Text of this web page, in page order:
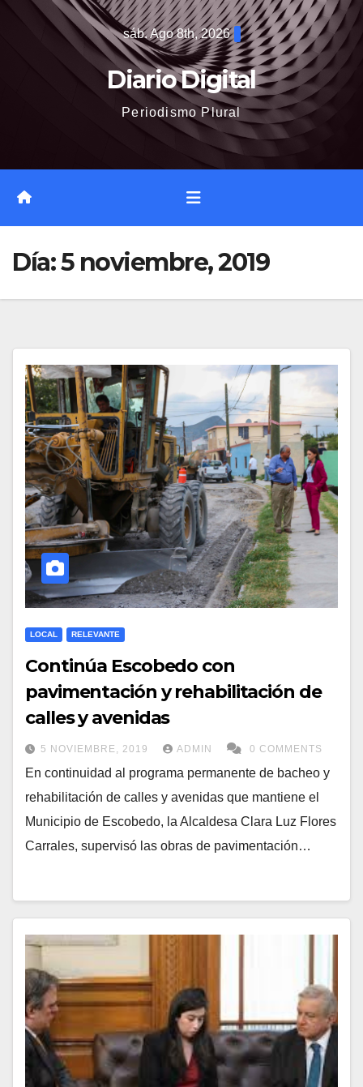
sáb. Ago 8th, 2026
Diario Digital
Periodismo Plural
Día:5 noviembre, 2019
LOCAL RELEVANTE
Continúa Escobedo con
pavimentación y rehabilitación de
calles y avenidas
5 NOVIEMBRE, 2019 ADMIN 0 COMMENTS
En continuidad al programa permanente de bacheo y
rehabilitación de calles y avenidas que mantiene el
Municipio de Escobedo, la Alcaldesa Clara Luz Flores
Carrales, supervisó las obras de pavimentación…